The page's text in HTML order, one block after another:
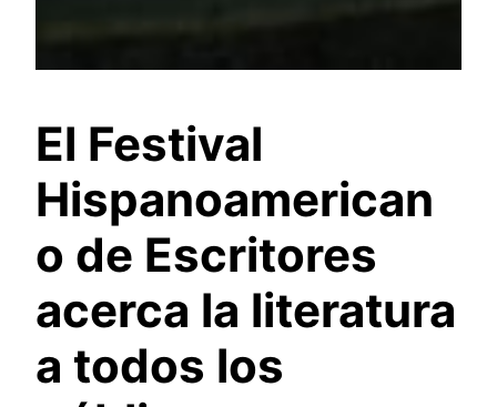
El Festival
Hispanoamerican
o de Escritores
acerca la literatura
a todos los